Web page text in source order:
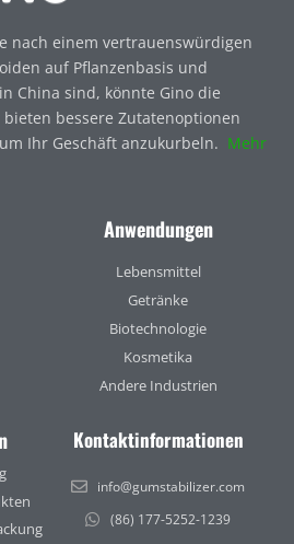
nach einem vertrauenswürdigen
auf Pflanzenbasis und
China sind, könnte Gino die
bessere Zutatenoptionen
Ihr Geschäft anzukurbeln. Mehr
Anwendungen
Lebensmittel
Getränke
Biotechnologie
Kosmetika
Andere Industrien
Kontaktinformationen
info@gumstabilizer.com
(86) 177-5252-1239